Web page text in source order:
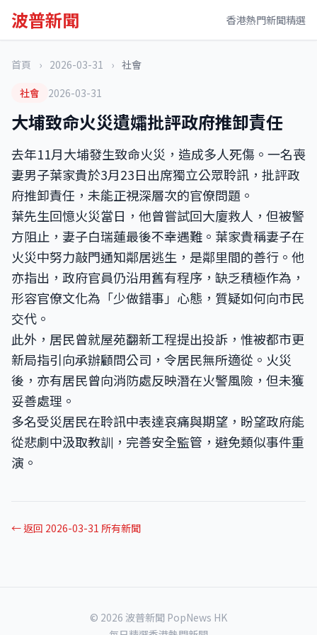
波普新聞 香港熱門新聞精選
首頁 › 2026-03-31 › 社會
社會
2026-03-31
大埔致命火災遺孀批評政府推卸責任
去年11月大埔發生致命火災，造成多人死傷。一名喪
妻男子葉家貴於3月23日出席獨立公眾聆訊，批評政
府推卸責任，未能正視深層次的官僚問題。
葉先生回憶火災當日，他曾嘗試回大廈救人，但被警
方阻止，妻子白瑞蓮最後不幸遇難。葉家貴稱妻子在
火災中努力敲門通知鄰居逃生，是鄰里間的善行。他
亦指出，政府官員仍沿用舊有程序，缺乏積極作為，
形容官僚文化為「少做錯事」心態，質疑如何向市民
交代。
此外，居民曾就屋苑翻新工程提出投訴，惟被都市更
新局指引向承辦顧問公司，令居民無所適從。火災
後，亦有居民曾向消防處反映潛在火警風險，但未獲
妥善處理。
多名受災居民在聆訊中表達哀痛與期望，盼望政府能
從悲劇中汲取教訓，完善安全監管，避免類似事件重
演。
← 返回 2026-03-31 所有新聞
© 2026 波普新聞 PopNews HK